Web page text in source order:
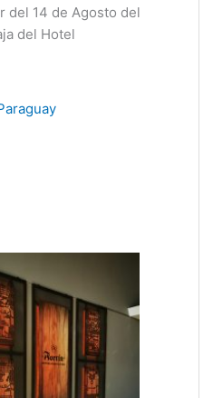
del 14 de Agosto del
del Hotel